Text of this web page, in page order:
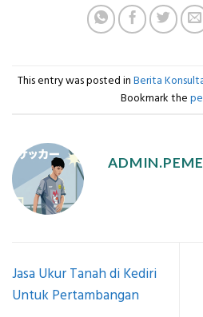
This entry was posted in Berita
Bookmark the
Jasa Ukur Tanah di Kediri
Untuk Pertambangan